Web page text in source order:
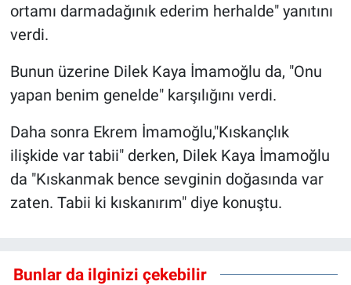
ortamı darmadağınık ederim herhalde" yanıtını
verdi.
Bunun üzerine Dilek Kaya İmamoğlu da, "Onu
yapan benim genelde" karşılığını verdi.
Daha sonra Ekrem İmamoğlu,"Kıskançlık
ilişkide var tabii" derken, Dilek Kaya İmamoğlu
da "Kıskanmak bence sevginin doğasında var
zaten. Tabii ki kıskanırım" diye konuştu.
Bunlar da ilginizi çekebilir